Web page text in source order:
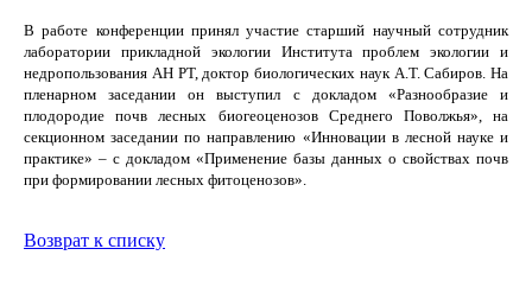
В работе конференции принял участие старший научный сотрудник
лаборатории прикладной экологии Института проблем экологии и
недропользования АН РТ, доктор биологических наук А.Т. Сабиров. На
пленарном заседании он выступил с докладом «Разнообразие и
плодородие почв лесных биогеоценозов Среднего Поволжья», на
секционном заседании по направлению «Инновации в лесной науке и
практике» – с докладом «Применение базы данных о свойствах почв
при формировании лесных фитоценозов».
Возврат к списку